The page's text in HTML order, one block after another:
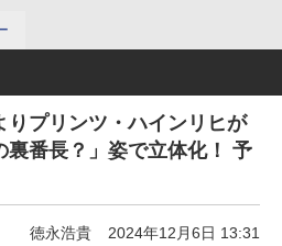
りプリンツ・ハインリヒが
裏番長？」姿で立体化！ 予
徳永浩貴 2024年12月6日 13:31